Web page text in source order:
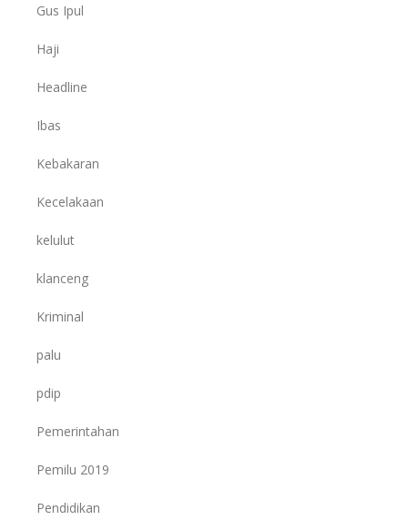
Gus Ipul
Haji
Headline
Ibas
Kebakaran
Kecelakaan
kelulut
klanceng
Kriminal
palu
pdip
Pemerintahan
Pemilu 2019
Pendidikan